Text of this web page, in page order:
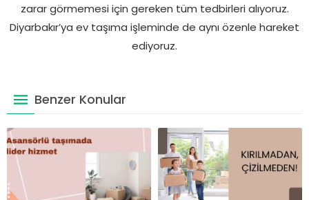
zarar görmemesi için gereken tüm tedbirleri alıyoruz.
Diyarbakır’ya ev taşıma işleminde de aynı özenle hareket
ediyoruz.
Benzer Konular